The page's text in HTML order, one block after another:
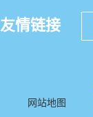
友情链接
网站地图